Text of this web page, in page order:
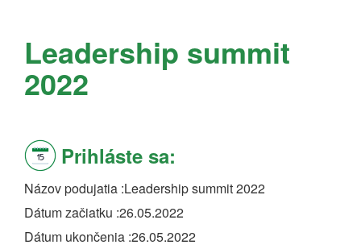
Leadership summit
2022
Prihláste sa:
Názov podujatia Leadership summit 2022
Dátum začiatku 26.05.2022
Dátum ukončenia 26.05.2022